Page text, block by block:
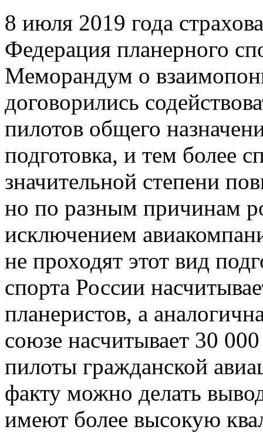
8 июля 2019 года
Федерация планерного
Меморандум о
договорились
пилотов общего
подготовка, и тем более
значительной степени
но по разным причинам
исключением
не проходят этот вид
спорта России
планеристов, а
союзе насчитывает 30
пилоты гражданской
факту можно делать
имеют более высокую